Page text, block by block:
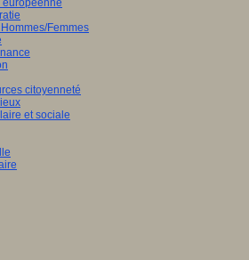
européenne
Femmes
citoyenneté
et sociale